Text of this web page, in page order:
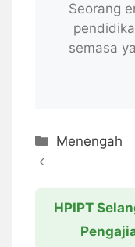
Seorang
semasa
Categories
Menengah
HPIPT